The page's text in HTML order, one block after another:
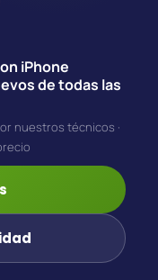
iPhone
de todas las
nuestros técnicos ·